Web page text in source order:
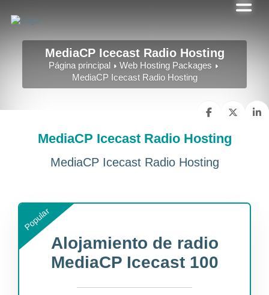
MediaCP Icecast Radio Hosting
Página principal
Web Hosting Packages
MediaCP Icecast Radio Hosting
MediaCP Icecast Radio Hosting
MediaCP Icecast Radio Hosting
Popular
Alojamiento de radio
MediaCP Icecast 100